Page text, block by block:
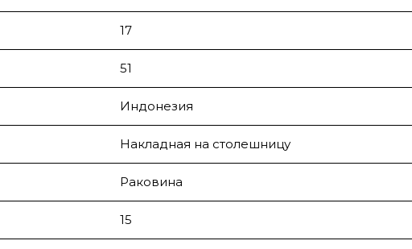
17
51
Индонезия
Накладная на столешницу
Раковина
15